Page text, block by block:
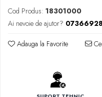
Cod Produs: 18301000
Ai nevoie de ajutor?
Adauga la Favorite